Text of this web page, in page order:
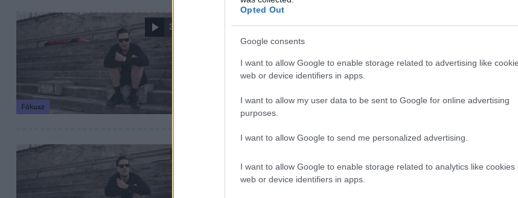
Opted Out
Google consents
I want to allow Google to enable storage related to advertising like
web or device identifiers in apps.
I want to allow my user data to be sent to Google for online advertising
purposes.
I want to allow Google to send me personalized advertising.
I want to allow Google to enable storage related to analytics like cookies
web or device identifiers in apps.
3:34
Fókusz
„Az orr formája megváltozhat” – Zacher Gábor
botrányára
Drogügyben gyanúsítja a rendőrség T. Dannyt. A kormánybiztos is
T. Danny komoly bajba került – akár börtönbe is
Úgy tűnik, T. Danny most valóban nehéz helyzetbe sodorta magát: a